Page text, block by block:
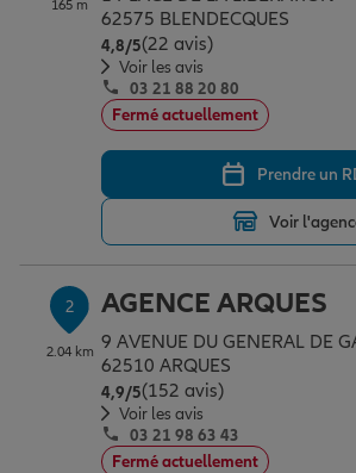
Assurance emprunteur
Prévoyance et dépendance
Assurance animal de compagnie
Protection de la famille
Protection juridique
Épargne & retraite
Plan épargne retraite
Assurance vie
Placements financiers
Investissements immobiliers
Transmission
Vos projets
Partir en vacances
Déménager
Changer de voiture
Départ à la retraite
Conseil assurance
Outre-mer
Assurance auto
Assurance habitation
Professionnels
Allianz en France
165 m
62575 BLENDECQUES
4,8/5Note de 4.8 sur 5
(22 avis)
Voir les avis
03 21 88 20 80
Fermé actuellement
Prendre un
Voir
2
2.04 km
AGENCE ARQUES
9 AVENUE DU GENERAL DE
62510 ARQUES
4,9/5Note de 4.9 sur 5
(152 avis)
Voir les avis
03 21 98 63 43
Fermé actuellement